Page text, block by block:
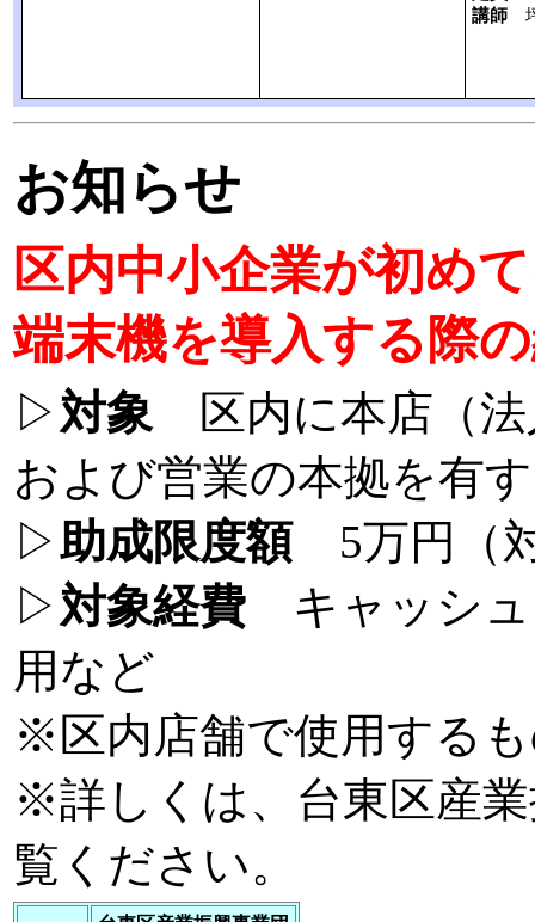
講師
お知らせ
区内中小企業が初め
端末機を導入する際
▷対象区内に本店（法
および営業の本拠を有
▷助成限度額5万円（対
▷対象経費 キャッシュ
用など
※区内店舗で使用する
※詳しくは、 台東区産
覧ください。